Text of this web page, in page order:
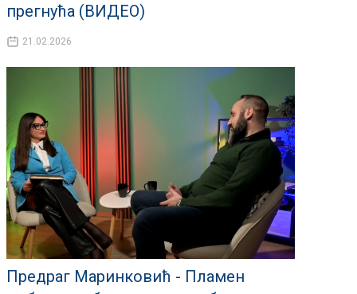
прегнућа (ВИДЕО)
21.02.2026
Предраг Маринковић - Пламен